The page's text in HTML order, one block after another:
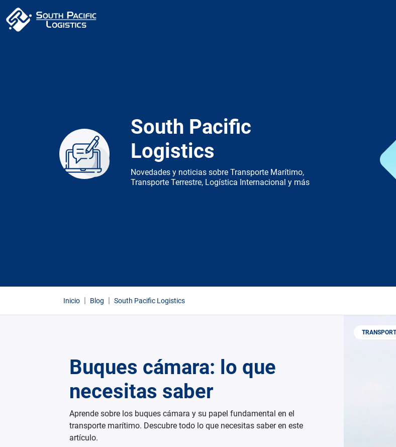
South Pacific
Logistics
Novedades y noticias sobre Transporte Marítimo,
Transporte Terrestre, Logística Internacional y más
Inicio Blog South Pacific Logistics
Buques cámara: lo que
necesitas saber
Aprende sobre los buques cámara y su papel fundamental en el
transporte marítimo. Descubre todo lo que necesitas saber en este
artículo.